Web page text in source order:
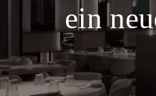
ein